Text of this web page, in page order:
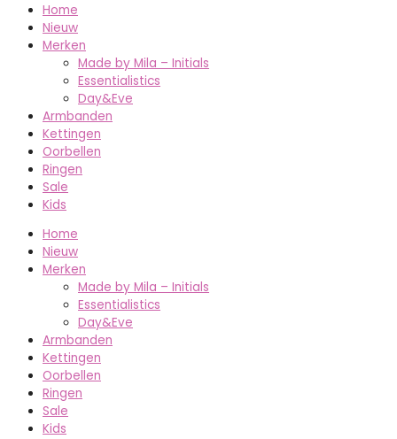
Home
Nieuw
Merken
Made by Mila – Initials
Essentialistics
Day&Eve
Armbanden
Kettingen
Oorbellen
Ringen
Sale
Kids
Home
Nieuw
Merken
Made by Mila – Initials
Essentialistics
Day&Eve
Armbanden
Kettingen
Oorbellen
Ringen
Sale
Kids